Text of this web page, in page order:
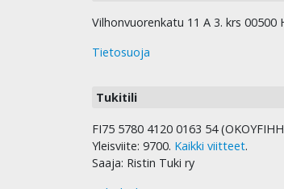
Vilhonvuorenkatu 11 A 3. krs 00500
Tietosuoja
Tukitili
FI75 5780 4120 0163 54
Yleisviite: 9700. Kaikki viitteet.
Saaja: Ristin Tuki ry